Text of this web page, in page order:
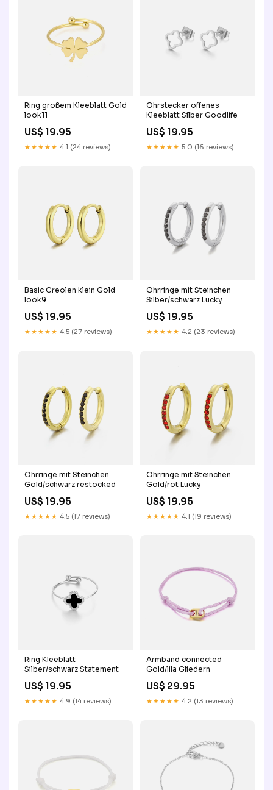
Ring großem Kleeblatt Gold
look11
US$ 19.95
★★★★★ 4.1 (24 reviews)
Ohrstecker offenes
Kleeblatt Silber Goodlife
US$ 19.95
★★★★★ 5.0 (16 reviews)
Basic Creolen klein Gold
look9
US$ 19.95
★★★★★ 4.5 (27 reviews)
Ohrringe mit Steinchen
Silber/schwarz Lucky
US$ 19.95
★★★★★ 4.2 (23 reviews)
Ohrringe mit Steinchen
Gold/schwarz restocked
US$ 19.95
★★★★★ 4.5 (17 reviews)
Ohrringe mit Steinchen
Gold/rot Lucky
US$ 19.95
★★★★★ 4.1 (19 reviews)
Ring Kleeblatt
Silber/schwarz Statement
US$ 19.95
★★★★★ 4.9 (14 reviews)
Armband connected
Gold/lila Gliedern
US$ 29.95
★★★★★ 4.2 (13 reviews)